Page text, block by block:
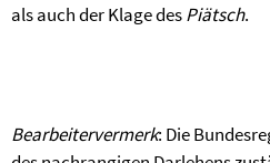
als auch der Klage desPiätsch.
Bearbeitervermerk: Die